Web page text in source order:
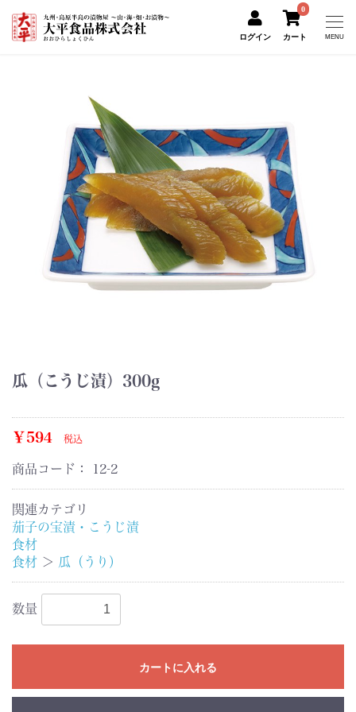
ログイン
0
カート MENU
瓜（こうじ漬）300g
￥594 税込
商品コード： 12-2
関連カテゴリ
茄子の宝漬・こうじ漬
食材
食材 ＞ 瓜（うり）
数量
カートに入れる